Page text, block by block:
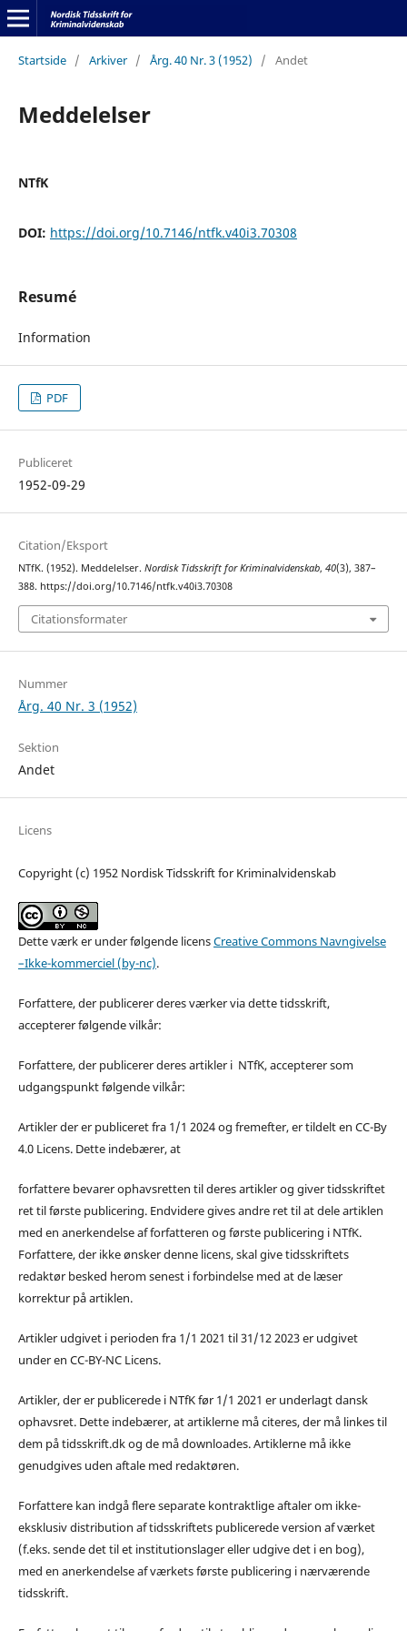
Startside / Arkiver / Årg. 40 Nr. 3 (1952) / Andet
Meddelelser
NTfK
DOI: https://doi.org/10.7146/ntfk.v40i3.70308
Resumé
Information
PDF
Publiceret
1952-09-29
Citation/Eksport
NTfK. (1952). Meddelelser. Nordisk Tidsskrift for Kriminalvidenskab, 40(3), 387–
388. https://doi.org/10.7146/ntfk.v40i3.70308
Citationsformater
Nummer
Årg. 40 Nr. 3 (1952)
Sektion
Andet
Licens
Copyright (c) 1952 Nordisk Tidsskrift for Kriminalvidenskab
Dette værk er under følgende licensCreative Commons Navngivelse
–Ikke-kommerciel (by-nc).
Forfattere, der publicerer deres værker via dette tidsskrift,
accepterer følgende vilkår:
Forfattere, der publicerer deres artikler i NTfK, accepterer som
udgangspunkt følgende vilkår:
Artikler der er publiceret fra 1/1 2024 og fremefter, er tildelt en CC-By
4.0 Licens. Dette indebærer, at
forfattere bevarer ophavsretten til deres artikler og giver tidsskriftet
ret til første publicering. Endvidere gives andre ret til at dele artiklen
med en anerkendelse af forfatteren og første publicering i NTfK.
Forfattere, der ikke ønsker denne licens, skal give tidsskriftets
redaktør besked herom senest i forbindelse med at de læser
korrektur på artiklen.
Artikler udgivet i perioden fra 1/1 2021 til 31/12 2023 er udgivet
under en CC-BY-NC Licens.
Artikler, der er publicerede i NTfK før 1/1 2021 er underlagt dansk
ophavsret. Dette indebærer, at artiklerne må citeres, der må linkes til
dem på tidsskrift.dk og de må downloades. Artiklerne må ikke
genudgives uden aftale med redaktøren.
Forfattere kan indgå flere separate kontraktlige aftaler om ikke-
eksklusiv distribution af tidsskriftets publicerede version af værket
(f.eks. sende det til et institutionslager eller udgive det i en bog),
med en anerkendelse af værkets første publicering i nærværende
tidsskrift.